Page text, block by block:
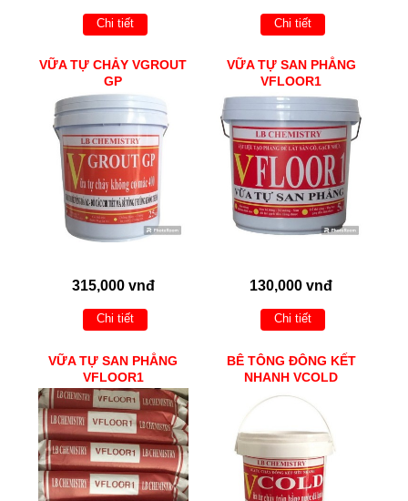
Chi tiết Chi tiết
VỮA TỰ CHẢY VGROUT
GP
315,000 vnđ
Chi tiết
VỮA TỰ SAN PHẲNG
VFLOOR1
130,000 vnđ
Chi tiết
VỮA TỰ SAN PHẲNG
VFLOOR1
BÊ TÔNG ĐÔNG KẾT
NHANH VCOLD